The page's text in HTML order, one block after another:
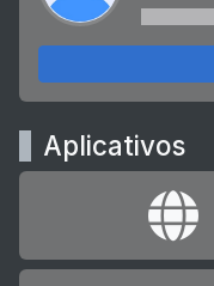
Aplicativos